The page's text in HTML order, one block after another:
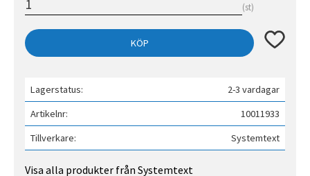
st
KÖP Lägg till
Lagerstatus
2-3 vardagar
Artikelnr
10011933
Tillverkare
Systemtext
Visa alla produkter från Systemtext